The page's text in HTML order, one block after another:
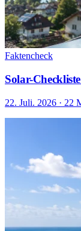
Faktencheck
Solar-
22. Juli. 2026 · 22